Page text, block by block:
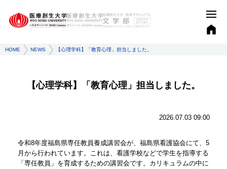
HOME NEWS 【心理学科】「教育心理」担当しました。
【心理学科】「教育心理」担当しました。
2026.07.03 09:00
令和8年度福島県専任教員養成講習会が、福島県看護協会にて、5
月から行われています。これは、看護学校などで学生を指導する
「専任教員」を育成するための講習会です。カリキュラムの中に